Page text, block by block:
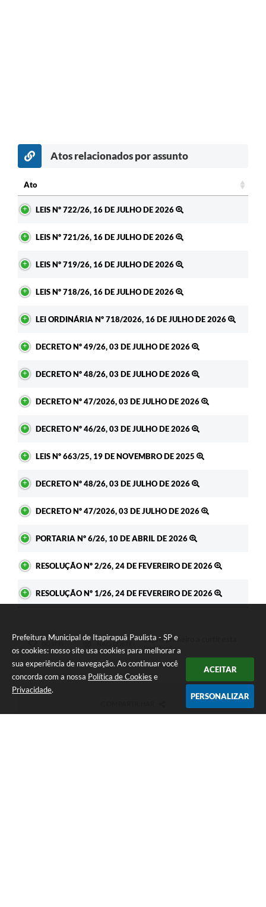
Prefeitura Municipal de Itapirapuã Paulista - SP e
os cookies: nosso site usa cookies para melhorar a
sua experiência de navegação. Ao continuar você
concorda com a nossa Política de Cookies e
Privacidade.
ACEITAR
PERSONALIZAR
Atos relacionados por assunto
Ato
LEIS Nº 722/26, 16 DE JULHO DE 2026
LEIS Nº 721/26, 16 DE JULHO DE 2026
LEIS Nº 719/26, 16 DE JULHO DE 2026
LEIS Nº 718/26, 16 DE JULHO DE 2026
LEI ORDINÁRIA Nº 718/2026, 16 DE JULHO DE 2026
DECRETO Nº 49/26, 03 DE JULHO DE 2026
DECRETO Nº 48/26, 03 DE JULHO DE 2026
DECRETO Nº 47/2026, 03 DE JULHO DE 2026
DECRETO Nº 46/26, 03 DE JULHO DE 2026
LEIS Nº 663/25, 19 DE NOVEMBRO DE 2025
DECRETO Nº 48/26, 03 DE JULHO DE 2026
DECRETO Nº 47/2026, 03 DE JULHO DE 2026
PORTARIA Nº 6/26, 10 DE ABRIL DE 2026
RESOLUÇÃO Nº 2/26, 24 DE FEVEREIRO DE 2026
RESOLUÇÃO Nº 1/26, 24 DE FEVEREIRO DE 2026
NÃO GOSTEI
Seja o primeiro a curtir esta
legislação.